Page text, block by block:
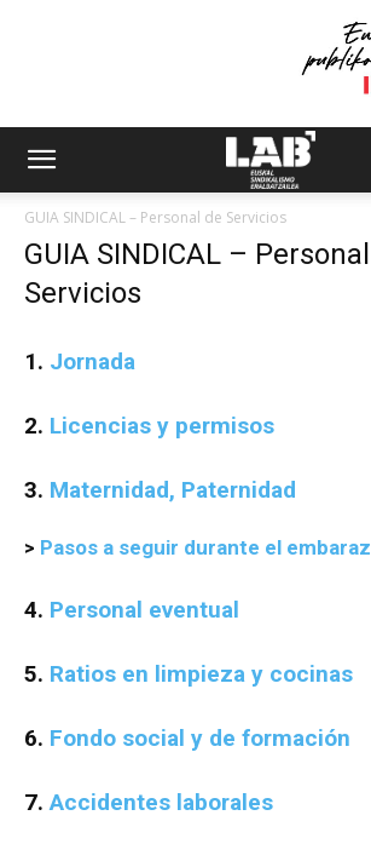
GUIA SINDICAL – Personal de Servicios
GUIA SINDICAL –
Servicios
1. Jornada
2. Licencias y permisos
3. Maternidad, Paternidad
> Pasos a seguir durante el
4. Personal eventual
5. Ratios en limpieza y cocinas
6. Fondo social y de formación
7.Accidentes laborales